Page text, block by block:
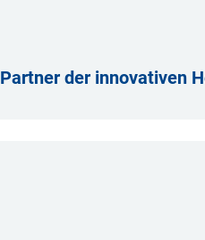
Partner der innovativen